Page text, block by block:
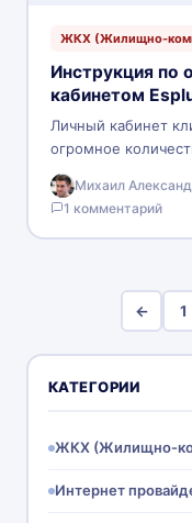
ЖКХ (Жилищно-
Инструкция по
кабинетом
Личный кабинет
огромное
не выходя из
вопросы…
Михаил
1 комментарий
← 1
КАТЕГОРИИ
ЖКХ (Жилищно-
Интернет